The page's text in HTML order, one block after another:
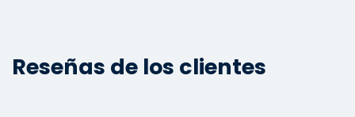
Reseñas de los clientes